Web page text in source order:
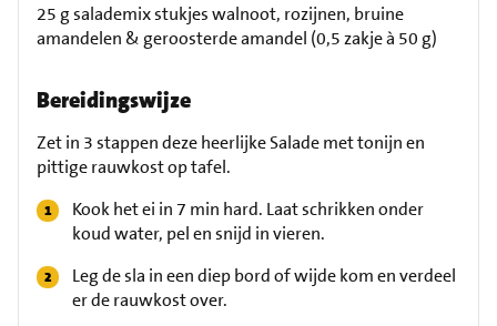
25 g salademix stukjes walnoot, rozijnen, bruine
amandelen & geroosterde amandel (0,5 zakje à 50 g)
Bereidingswijze
Zet in 3 stappen deze heerlijke Salade met tonijn en
pittige rauwkost op tafel.
Kook het ei in 7 min hard. Laat schrikken onder
koud water, pel en snijd in vieren.
Leg de sla in een diep bord of wijde kom en verdeel
er de rauwkost over.